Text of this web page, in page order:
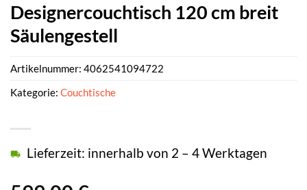
Designercouchtisch 120 cm breit
Säulengestell
Lieferzeit: innerhalb von 2 – 4 Werktagen
Artikelnummer: 4062541094722
Kategorie: Couchtische